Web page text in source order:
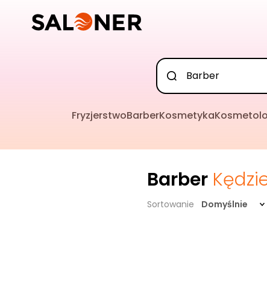
FryzjerstwoBarberKosmetyka
Barber
Sortowanie Domyślnie